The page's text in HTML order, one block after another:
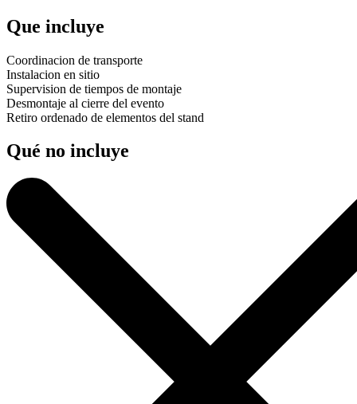
Que incluye
Coordinacion de transporte
Instalacion en sitio
Supervision de tiempos de montaje
Desmontaje al cierre del evento
Retiro ordenado de elementos del stand
Qué no incluye